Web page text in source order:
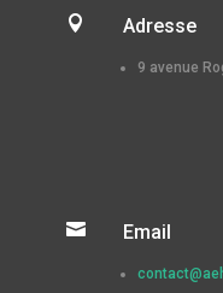
 Adresse
9 avenue
 Email